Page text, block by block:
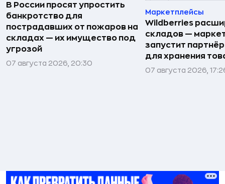
В России просят упростить
банкротство для
пострадавших от пожаров на
складах — их имущество под
угрозой
07 августа 2026, 20:30
Маркетплейсы
Wildberries
складов —
запустит
для хранения
07 августа 2026,